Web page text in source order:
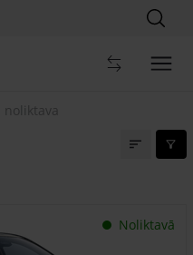
noliktava
Noliktavā